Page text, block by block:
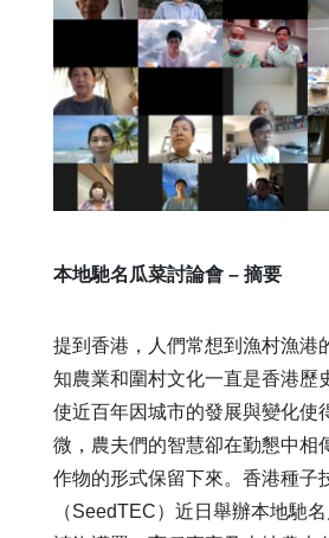
本地馳名瓜菜討論會 – 摘要
提到香港，人們常想到漁村漁港
知農業和圍村文化一直是香港歷
使近百年因城市的發展與變化使
微，農夫們的智慧卻在勤懇中相
作物的形式保留下來。香港種子
（SeedTEC）近日舉辦本地馳